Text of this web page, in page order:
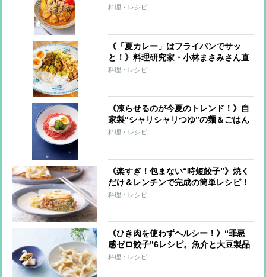
ーレシピ
料理・レシピ
《「夏カレー」はフライパンでサッ
と！》料理研究家・小林まさみさん直
伝レシピ
料理・レシピ
《凍らせるのが今夏のトレンド！》自
家製“シャリシャリつゆ”の麺＆ごはん
7レシピ
料理・レシピ
《楽すぎ！包まない“時短餃子”》焼く
だけ＆レンチンで完成の簡単レシピ！
料理・レシピ
《ひき肉を使わずヘルシー！》“罪悪
感ゼロ餃子”6レシピ。魚介と大豆製品
で大満足！
料理・レシピ